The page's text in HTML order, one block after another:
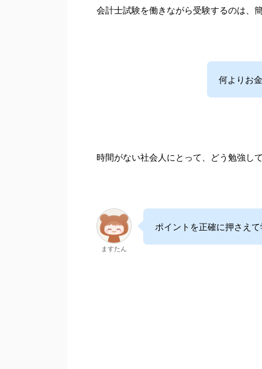
会計士試験を働きながら受験するのは、
何よりお
時間がない社会人にとって、どう勉強し
ますたん
ポイントを正確に押さえ